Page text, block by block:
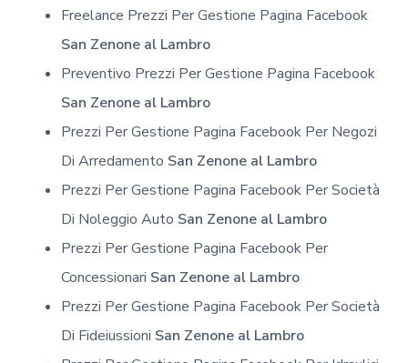
Freelance Prezzi Per Gestione Pagina Facebook
San Zenone al Lambro
Preventivo Prezzi Per Gestione Pagina Facebook
San Zenone al Lambro
Prezzi Per Gestione Pagina Facebook Per Negozi
Di Arredamento San Zenone al Lambro
Prezzi Per Gestione Pagina Facebook Per Società
Di Noleggio Auto San Zenone al Lambro
Prezzi Per Gestione Pagina Facebook Per
Concessionari San Zenone al Lambro
Prezzi Per Gestione Pagina Facebook Per Società
Di Fideiussioni San Zenone al Lambro